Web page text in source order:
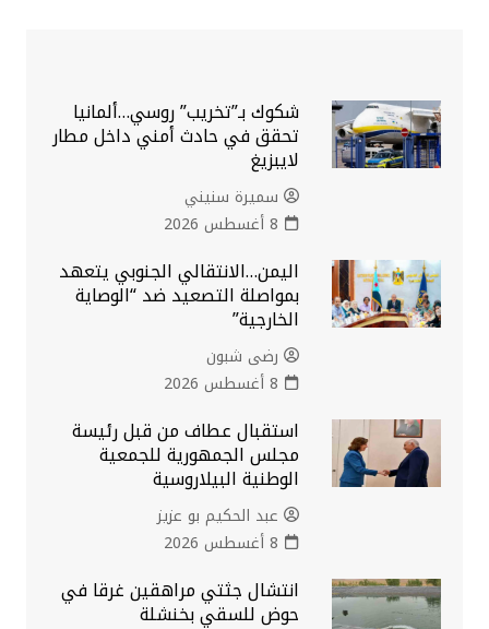
شكوك بـ”تخريب” روسي…ألمانيا
تحقق في حادث أمني داخل مطار
لايبزيغ
سميرة سنيني
8 أغسطس 2026
اليمن…الانتقالي الجنوبي يتعهد
بمواصلة التصعيد ضد “الوصاية
الخارجية”
رضى شبون
8 أغسطس 2026
استقبال عطاف من قبل رئيسة
مجلس الجمهورية للجمعية
الوطنية البيلاروسية
عبد الحكيم بو عزيز
8 أغسطس 2026
انتشال جثتي مراهقين غرقا في
حوض للسقي بخنشلة